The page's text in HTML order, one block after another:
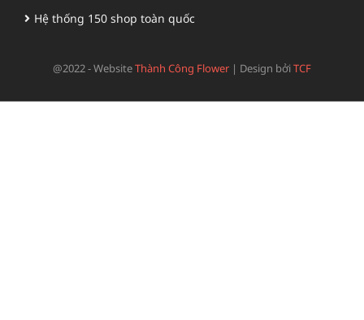
Hệ thống 150 shop toàn quốc
@2022 - WebsiteThành Công Flower | Design bởiTCF